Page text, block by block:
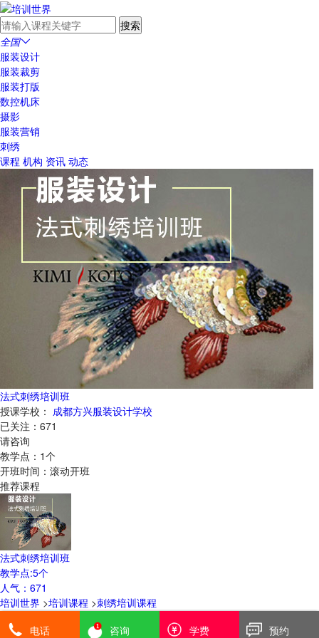
全国
服装设计
服装裁剪
服装打版
数控机床
摄影
服装营销
刺绣
课程 机构 资讯 动态
法式刺绣培训班
授课学校： 成都方兴服装设计学校
已关注： 671
请咨询
教学点： 1个
开班时间： 滚动开班
推荐课程
法式刺绣培训班
教学点:5个
人气： 671
培训世界 >培训课程 >刺绣培训课程
培训世界 沪ICP备12032008号-7
电话 咨询 学费 预约